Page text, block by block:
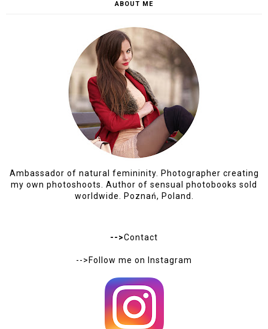
ABOUT ME
Ambassador of natural femininity. Photographer creating
my own photoshoots. Author of sensual photobooks sold
worldwide. Poznań, Poland.
-->Contact
-->Follow me on Instagram